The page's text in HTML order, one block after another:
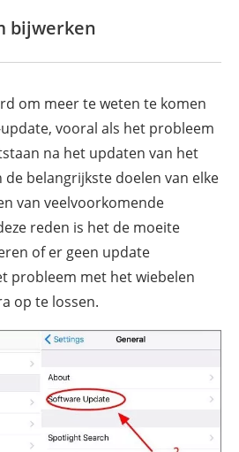
bijwerken
om meer te weten te komen
vooral als het probleem
na het updaten van het
de belangrijkste doelen van elke
van veelvoorkomende
reden is het de moeite
of er geen update
probleem met het wiebelen
op te lossen.